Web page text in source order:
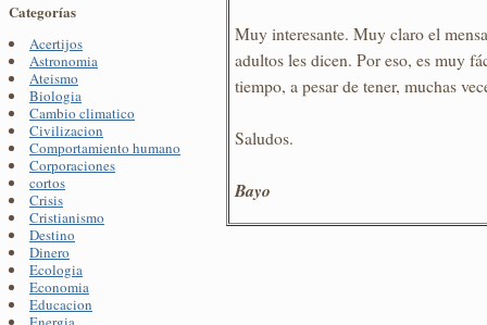
Categorías
Acertijos
Astronomia
Ateismo
Biologia
Cambio climatico
Civilizacion
Comportamiento humano
Corporaciones
cortos
Crisis
Cristianismo
Destino
Dinero
Ecologia
Economia
Educacion
Muy interesante. Muy claro el
adultos les dicen. Por eso, es muy
tiempo, a pesar de tener, muchas
Saludos.
Bayo